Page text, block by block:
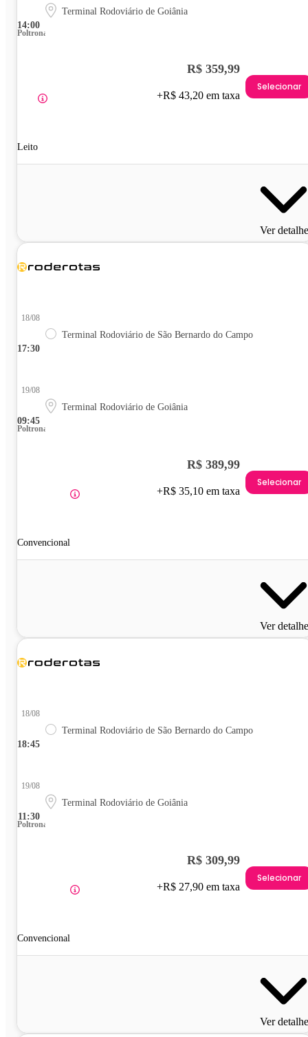
14:00
Terminal Rodoviário de Goiânia
Poltrona
Leito
R$ 359,99
+R$ 43,20 em taxa
Selecionar
Ver
17:30
18/08
Terminal Rodoviário de São Bernardo do Campo
09:45
19/08
Terminal Rodoviário de Goiânia
Poltrona
Convencional
R$ 389,99
+R$ 35,10 em taxa
Selecionar
Ver
18:45
18/08
Terminal Rodoviário de São Bernardo do Campo
11:30
19/08
Terminal Rodoviário de Goiânia
Poltrona
Convencional
R$ 309,99
+R$ 27,90 em taxa
Selecionar
Ver